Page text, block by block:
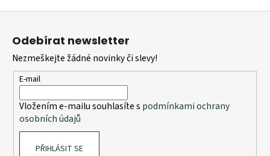
Z
Odebírat newsletter
Nezmeškejte žádné novinky či slevy!
E-mail
Vložením e-mailu souhlasíte s podmínkami ochrany
osobních údajů
PŘIHLÁSIT SE